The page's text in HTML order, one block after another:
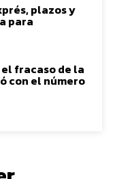
plazos y
para
fracaso de la
con el número